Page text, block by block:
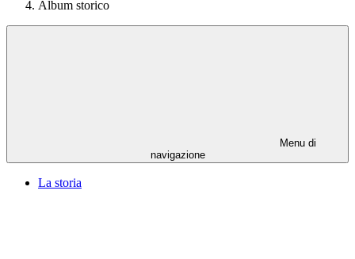
Album storico
Menu di
navigazione
La storia